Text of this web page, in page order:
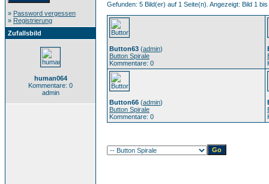
» Password vergessen
» Registrierung
Zufallsbild
human064
Kommentare: 0
admin
Gefunden: 5 Bild(er) auf 1 Seite(n). Angezeigt: Bild 1 bis
Button63 (admin)
Button Spirale
Kommentare: 0
Button66 (admin)
Button Spirale
Kommentare: 0